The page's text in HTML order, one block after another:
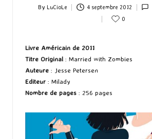
Posted
By LuCioLe 4 septembre 2012
0
Livre Américain de 2011
Titre Original : Married with Zombies
Auteure : Jesse Petersen
Editeur : Milady
Nombre de pages : 256 pages